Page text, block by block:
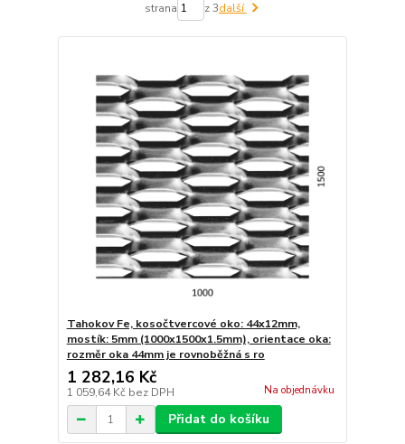
strana z 3další
Tahokov Fe, kosočtvercové oko: 44x12mm,
mostík: 5mm (1000x1500x1.5mm), orientace oka:
rozměr oka 44mm je rovnoběžná s ro
1 282,16 Kč
1 059,64 Kč bez DPH Na objednávku
Přidat do košíku